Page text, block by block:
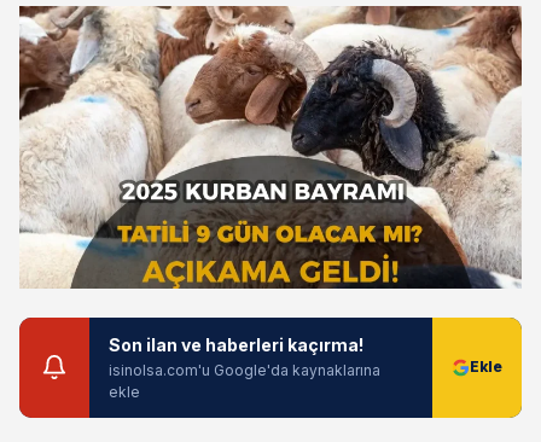
Son ilan ve haberleri kaçırma!
isinolsa.com'u Google'da kaynaklarına
ekle